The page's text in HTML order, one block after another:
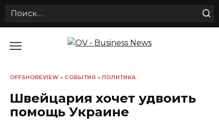
Search
OFFSHOREVIEW » СОБЫТИЯ » ПОЛИТИКА
Швейцария хочет удвоить
помощь Украине